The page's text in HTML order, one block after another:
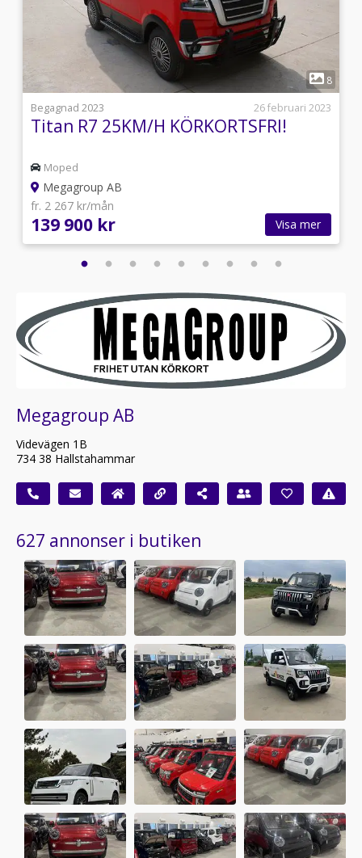
1
8
Begagnad 2023
26 februari 2023
Titan R7 25KM/H KÖRKORTSFRI!
Moped
Megagroup AB
fr. 2 267 kr/mån
139 900 kr Visa mer
Megagroup AB
Videvägen 1B
734 38 Hallstahammar
627 annonser i butiken